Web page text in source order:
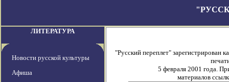
ЛИТЕРАТУРА
Новости русской культуры
Афиша
"Русский переплет" зарегистрирован
5 февраля 2001 года.
материалов